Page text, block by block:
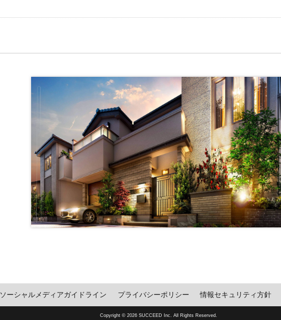
ソーシャルメディアガイドライン プライバシーポリシー 情報セキュリティ方針
Copyright © 2026 SUCCEED Inc. All Rights Reserved.